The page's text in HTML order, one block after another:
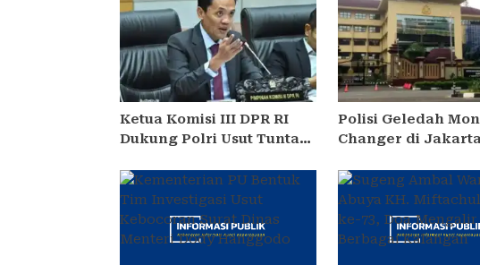
Ketua Komisi III DPR RI
Dukung Polri Usut Tuntas
Batu Bara PLTU
Polisi Geledah
Changer di
Kasus Korupsi